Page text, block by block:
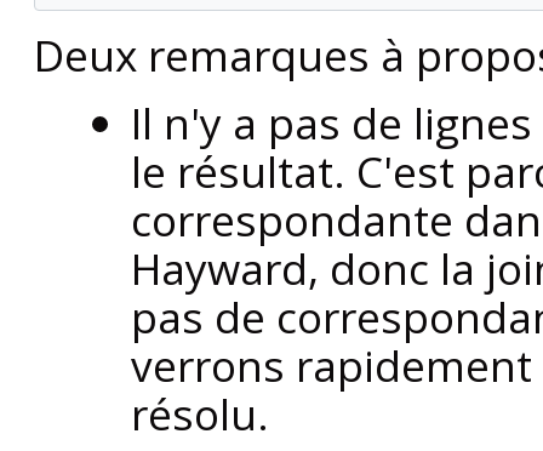
Deux remarques à
Il n'y a pas de
le résultat. C'est
correspondante
Hayward, donc la
pas de
verrons
résolu.